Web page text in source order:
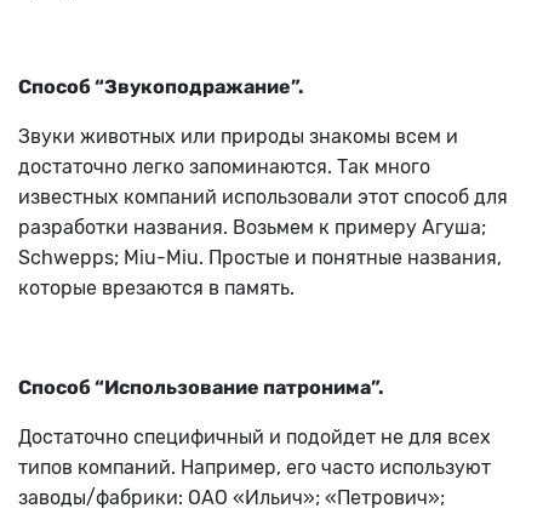
Способ “Звукоподражание”.
Звуки животных или природы знакомы всем и
достаточно легко запоминаются. Так много
известных компаний использовали этот способ для
разработки названия. Возьмем к примеру Агуша;
Schwepps; Miu-Miu. Простые и понятные названия,
которые врезаются в память.
Способ “Использование патронима”.
Достаточно специфичный и подойдет не для всех
типов компаний. Например, его часто используют
заводы/фабрики: ОАО «Ильич»; «Петрович»;